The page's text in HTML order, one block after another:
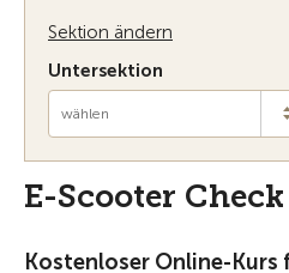
Sektion ändern
Untersektion
wählen
E-Scooter Check
Kostenloser Online-Kurs